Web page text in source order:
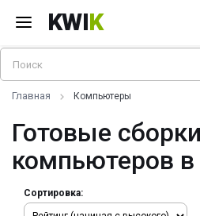
KWIK
Главная Компьютеры
Готовые
компьютеров
Сортировка: